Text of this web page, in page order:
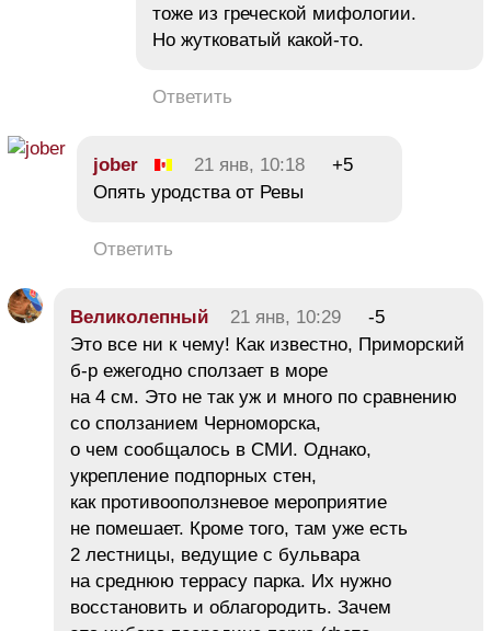
тоже из греческой мифологии.
Но жутковатый какой-то.
Ответить
jober 21 янв, 10:18
+5
Опять уродства от Ревы
Ответить
Великолепный 21 янв, 10:29
-5
Это все ни к чему! Как известно, Приморский
б-р ежегодно сползает в море
на 4 см. Это не так уж и много по сравнению
со сползанием Черноморска,
о чем сообщалось в СМИ. Однако,
укрепление подпорных стен,
как противооползневое мероприятие
не помешает. Кроме того, там уже есть
2 лестницы, ведущие с бульвара
на среднюю террасу парка. Их нужно
восстановить и облагородить. Зачем